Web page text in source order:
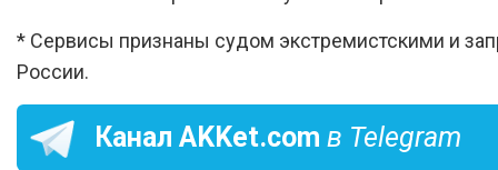
* Сервисы признаны судом экстремистскими и
России.
Канал AKKet.com в Telegram